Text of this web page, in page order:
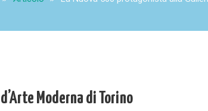
Moderna di Torino